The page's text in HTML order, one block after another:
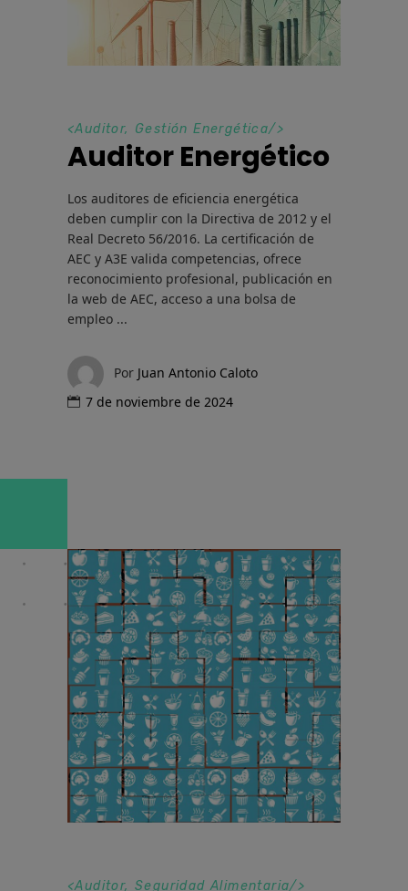
<Auditor, Gestión Energética/>
Auditor Energético
Los auditores de eficiencia energética
deben cumplir con la Directiva de 2012 y el
Real Decreto 56/2016. La certificación de
AEC y A3E valida competencias, ofrece
reconocimiento profesional, publicación en
la web de AEC, acceso a una bolsa de
empleo
Por Juan Antonio Caloto
7 de noviembre de 2024
<Auditor,Seguridad Alimentaria/>